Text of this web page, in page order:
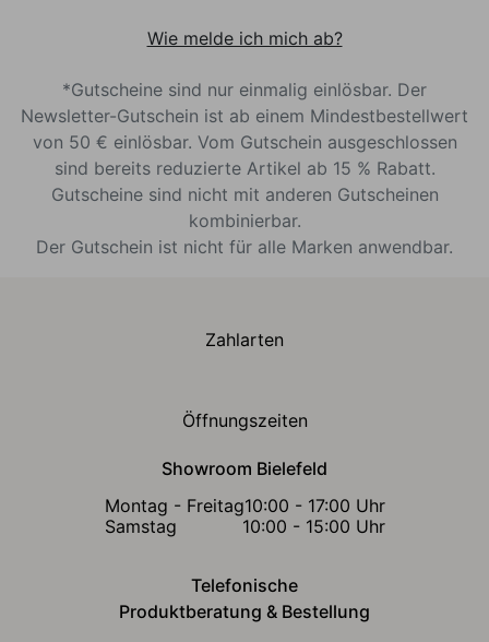
Wie melde ich mich ab?
*Gutscheine sind nur einmalig einlösbar. Der
Newsletter-Gutschein ist ab einem Mindestbestellwert
von 50 € einlösbar. Vom Gutschein ausgeschlossen
sind bereits reduzierte Artikel ab 15 % Rabatt.
Gutscheine sind nicht mit anderen Gutscheinen
kombinierbar.
Der Gutschein ist nicht für alle Marken anwendbar.
Zahlarten
Öffnungszeiten
Showroom Bielefeld
Montag - Freitag10:00 - 17:00 Uhr
Samstag
10:00 - 15:00 Uhr
Telefonische
Produktberatung & Bestellung